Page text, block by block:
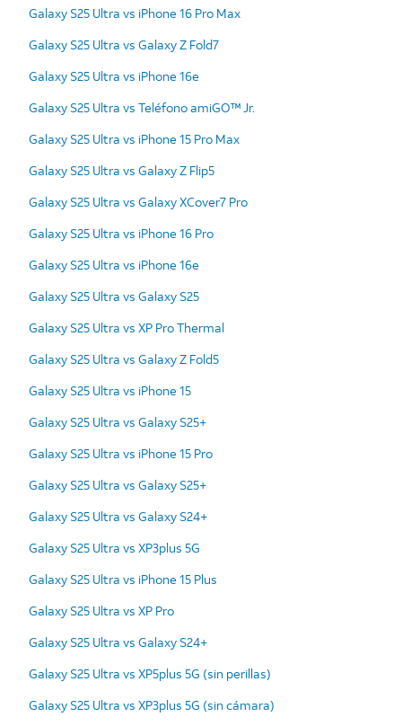
Galaxy S25 Ultra vs iPhone 16 Pro Max
Galaxy S25 Ultra vs Galaxy Z Fold7
Galaxy S25 Ultra vs iPhone 16e
Galaxy S25 Ultra vs Teléfono amiGO™ Jr.
Galaxy S25 Ultra vs iPhone 15 Pro Max
Galaxy S25 Ultra vs Galaxy Z Flip5
Galaxy S25 Ultra vs Galaxy XCover7 Pro
Galaxy S25 Ultra vs iPhone 16 Pro
Galaxy S25 Ultra vs iPhone 16e
Galaxy S25 Ultra vs Galaxy S25
Galaxy S25 Ultra vs XP Pro Thermal
Galaxy S25 Ultra vs Galaxy Z Fold5
Galaxy S25 Ultra vs iPhone 15
Galaxy S25 Ultra vs Galaxy S25+
Galaxy S25 Ultra vs iPhone 15 Pro
Galaxy S25 Ultra vs Galaxy S25+
Galaxy S25 Ultra vs Galaxy S24+
Galaxy S25 Ultra vs XP3plus 5G
Galaxy S25 Ultra vs iPhone 15 Plus
Galaxy S25 Ultra vs XP Pro
Galaxy S25 Ultra vs Galaxy S24+
Galaxy S25 Ultra vs XP5plus 5G (sin perillas)
Galaxy S25 Ultra vs XP3plus 5G (sin cámara)